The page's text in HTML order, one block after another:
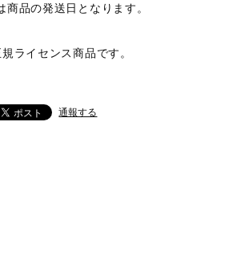
商品の発送日となります。
ライセンス商品です。
通報する